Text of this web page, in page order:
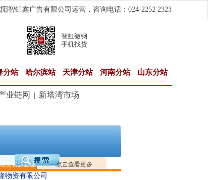
智虹鑫广告有限公司运营，咨询电话：024-2252 2323
智虹微钢
手机找货
分站 哈尔滨站 天津分站 河南分站 山东分站
业链网 新塔湾市场
货资源企业 点击查看更多
实业有限公司
厚钢板|耐磨钢|容器板|
缝管|合金管|圆钢|精密光亮管|马氏体..
新资源419条 联系方式
物资有限公司